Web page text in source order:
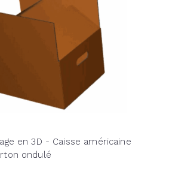
en 3D - Caisse américaine
ondulé